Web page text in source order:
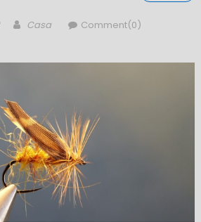
Author
Casa Comment(0)